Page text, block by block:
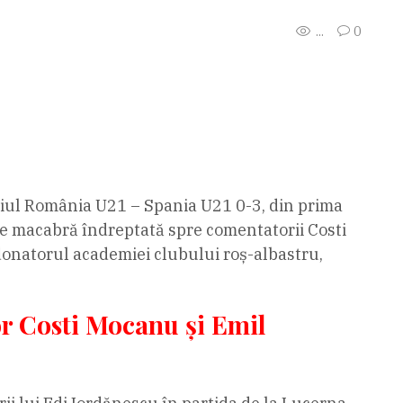
...
0
România U21 – Spania U21 0-3, din prima
macabră îndreptată spre comentatorii Costi
academiei clubului roș-albastru,
Costi Mocanu şi Emil